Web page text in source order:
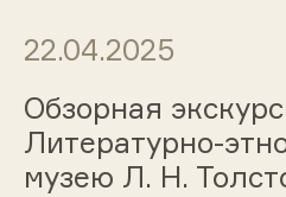
22.04.2025
Обзорная
Литературно-
музею Л. Н.